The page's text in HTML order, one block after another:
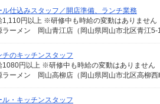
ル仕込みスタッフ／開店準備、ランチ業務
1,110円以上 ※研修中も時給の変動はありません
ラーメン 岡山青江店（岡山県岡山市北区青江
チのキッチンスタッフ
1080円以上 ※研修中も時給の変動はありません
ラーメン 岡山高柳店（岡山県岡山市北区高柳西
ル・キッチンスタッフ